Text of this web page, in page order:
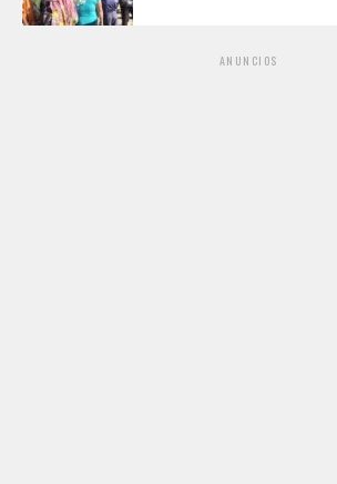
ANUNCIOS